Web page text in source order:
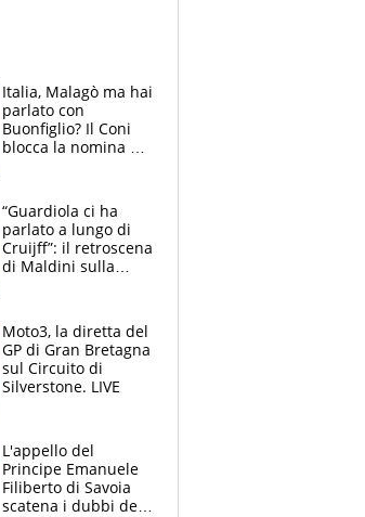
Italia, Malagò ma hai
parlato con
Buonfiglio? Il Coni
blocca la nomina di
“Guardiola ci ha
parlato a lungo di
Cruijff”: il retroscena
di Maldini sulla
Moto3, la diretta del
GP di Gran Bretagna
sul Circuito di
Silverstone. LIVE
L'appello del
Principe Emanuele
Filiberto di Savoia
scatena i dubbi dei